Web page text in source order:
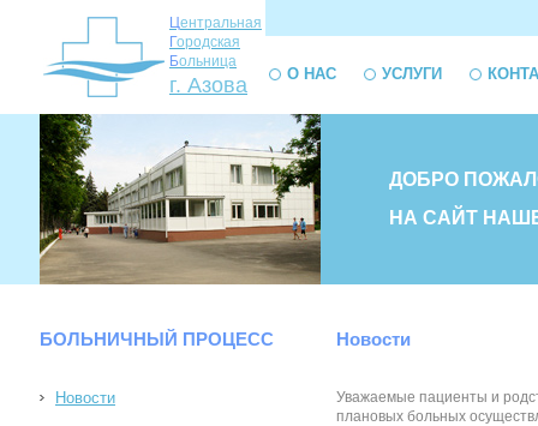
Центральная
Городская
Больница
г. Азова О НАС УСЛУГИ
ДОБРО
НА САЙТ
БОЛЬНИЧНЫЙ ПРОЦЕСС
Новости
Новости
Уважаемые пациенты и
плановых больных